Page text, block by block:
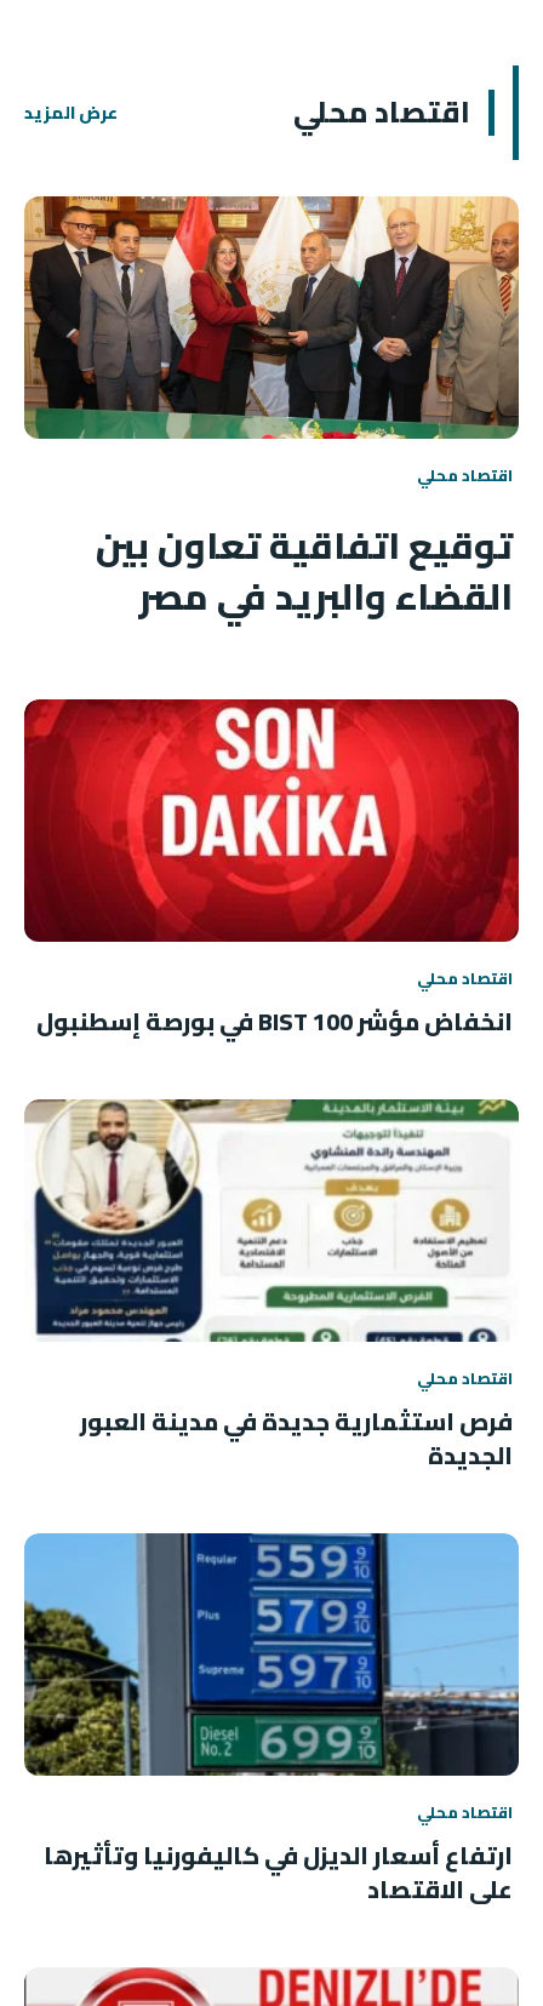
اقتصاد محلي عرض المزيد
اقتصاد محلي
توقيع اتفاقية تعاون بين
القضاء والبريد في مصر
اقتصاد محلي
انخفاض مؤشر BIST 100 في بورصة إسطنبول
اقتصاد محلي
فرص استثمارية جديدة في مدينة العبور
الجديدة
اقتصاد محلي
ارتفاع أسعار الديزل في كاليفورنيا وتأثيرها
على الاقتصاد